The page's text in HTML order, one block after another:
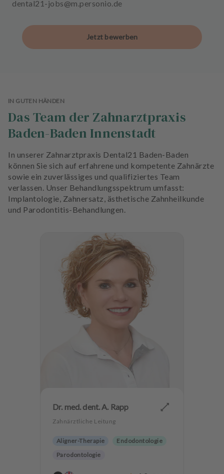
dental21-jobs@m.personio.de
Jetzt bewerben
IN GUTEN HÄNDEN
Das Team der Zahnarztpraxis
Baden-Baden Innenstadt
In unserer Zahnarztpraxis Dental21 Baden-Baden
können Sie sich auf erfahrene und kompetente Zahnärzte
sowie ein zuverlässiges und qualifiziertes Team
verlassen. Unser Behandlungsspektrum umfasst:
Implantologie, Zahnersatz, ästhetische Zahnheilkunde
und Parodontitis-Behandlungen.
Dr. med. dent. A. Rapp
Zahnärztliche Leitung
Aligner-Therapie
Endodontologie
Parodontologie